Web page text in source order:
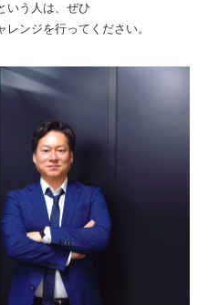
いう人は、ぜひ
ンジを行ってください。